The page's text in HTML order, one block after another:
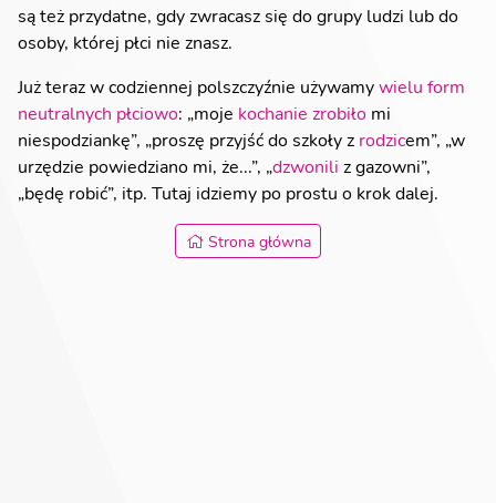
są też przydatne, gdy zwracasz się do grupy ludzi lub do
osoby, której płci nie znasz.
Już teraz w codziennej polszczyźnie używamy wielu form
neutralnych płciowo: „moje kochanie zrobiło mi
niespodziankę”, „proszę przyjść do szkoły z rodzicem”, „w
urzędzie powiedziano mi, że...”, „dzwonili z gazowni”,
„będę robić”, itp. Tutaj idziemy po prostu o krok dalej.
Strona główna